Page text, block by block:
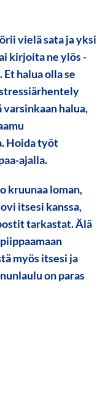
vielä sata ja yksi
kirjoita ne ylös -
halua olla se
halua,
Hoida työt
ajalla.
kruunaa loman,
itsesi kanssa,
tarkastat. Älä
myös itsesi ja
on paras